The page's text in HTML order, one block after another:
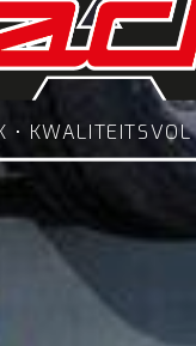
• KWALITEITSVOL